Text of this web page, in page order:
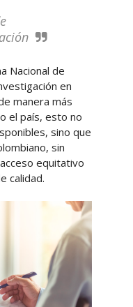
Nacional de
en
manera más
el país, esto no
sino que
sin
equitativo
calidad.